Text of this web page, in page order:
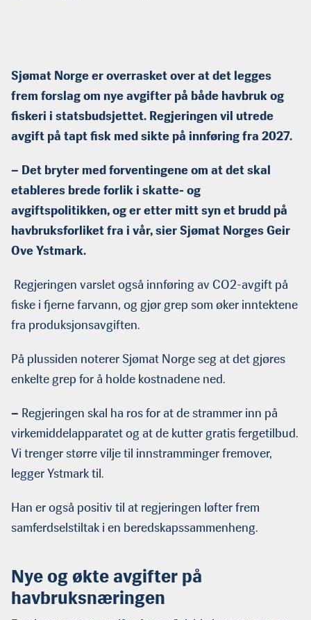
Sjømat Norge er overrasket over at det legges
frem forslag om nye avgifter på både havbruk og
fiskeri i statsbudsjettet. Regjeringen vil utrede
avgift på tapt fisk med sikte på innføring fra 2027.
– Det bryter med forventingene om at det skal
etableres brede forlik i skatte- og
avgiftspolitikken, og er etter mitt syn et brudd på
havbruksforliket fra i vår, sier Sjømat Norges Geir
Ove Ystmark.
Regjeringen varslet også innføring av CO2-avgift på
fiske i fjerne farvann, og gjør grep som øker inntektene
fra produksjonsavgiften.
På plussiden noterer Sjømat Norge seg at det gjøres
enkelte grep for å holde kostnadene ned.
– Regjeringen skal ha ros for at de strammer inn på
virkemiddelapparatet og at de kutter gratis fergetilbud.
Vi trenger større vilje til innstramminger fremover,
legger Ystmark til.
Han er også positiv til at regjeringen løfter frem
samferdselstiltak i en beredskapssammenheng.
Nyeog økte avgifter på
havbruksnæringen